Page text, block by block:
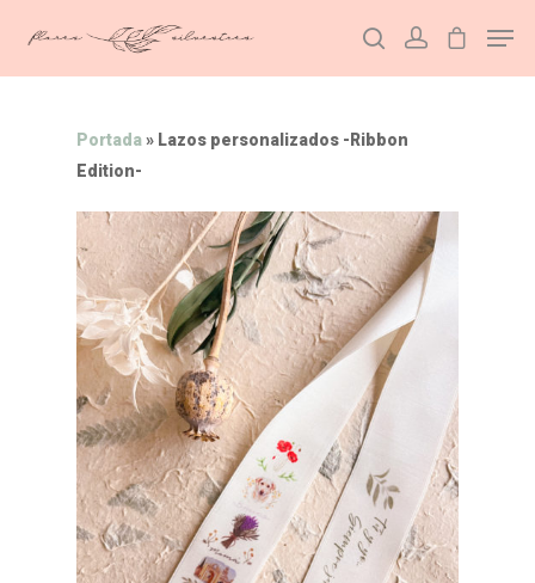
Hit enter to search or ESC to close
Portada» Lazos personalizados -Ribbon
Edition-